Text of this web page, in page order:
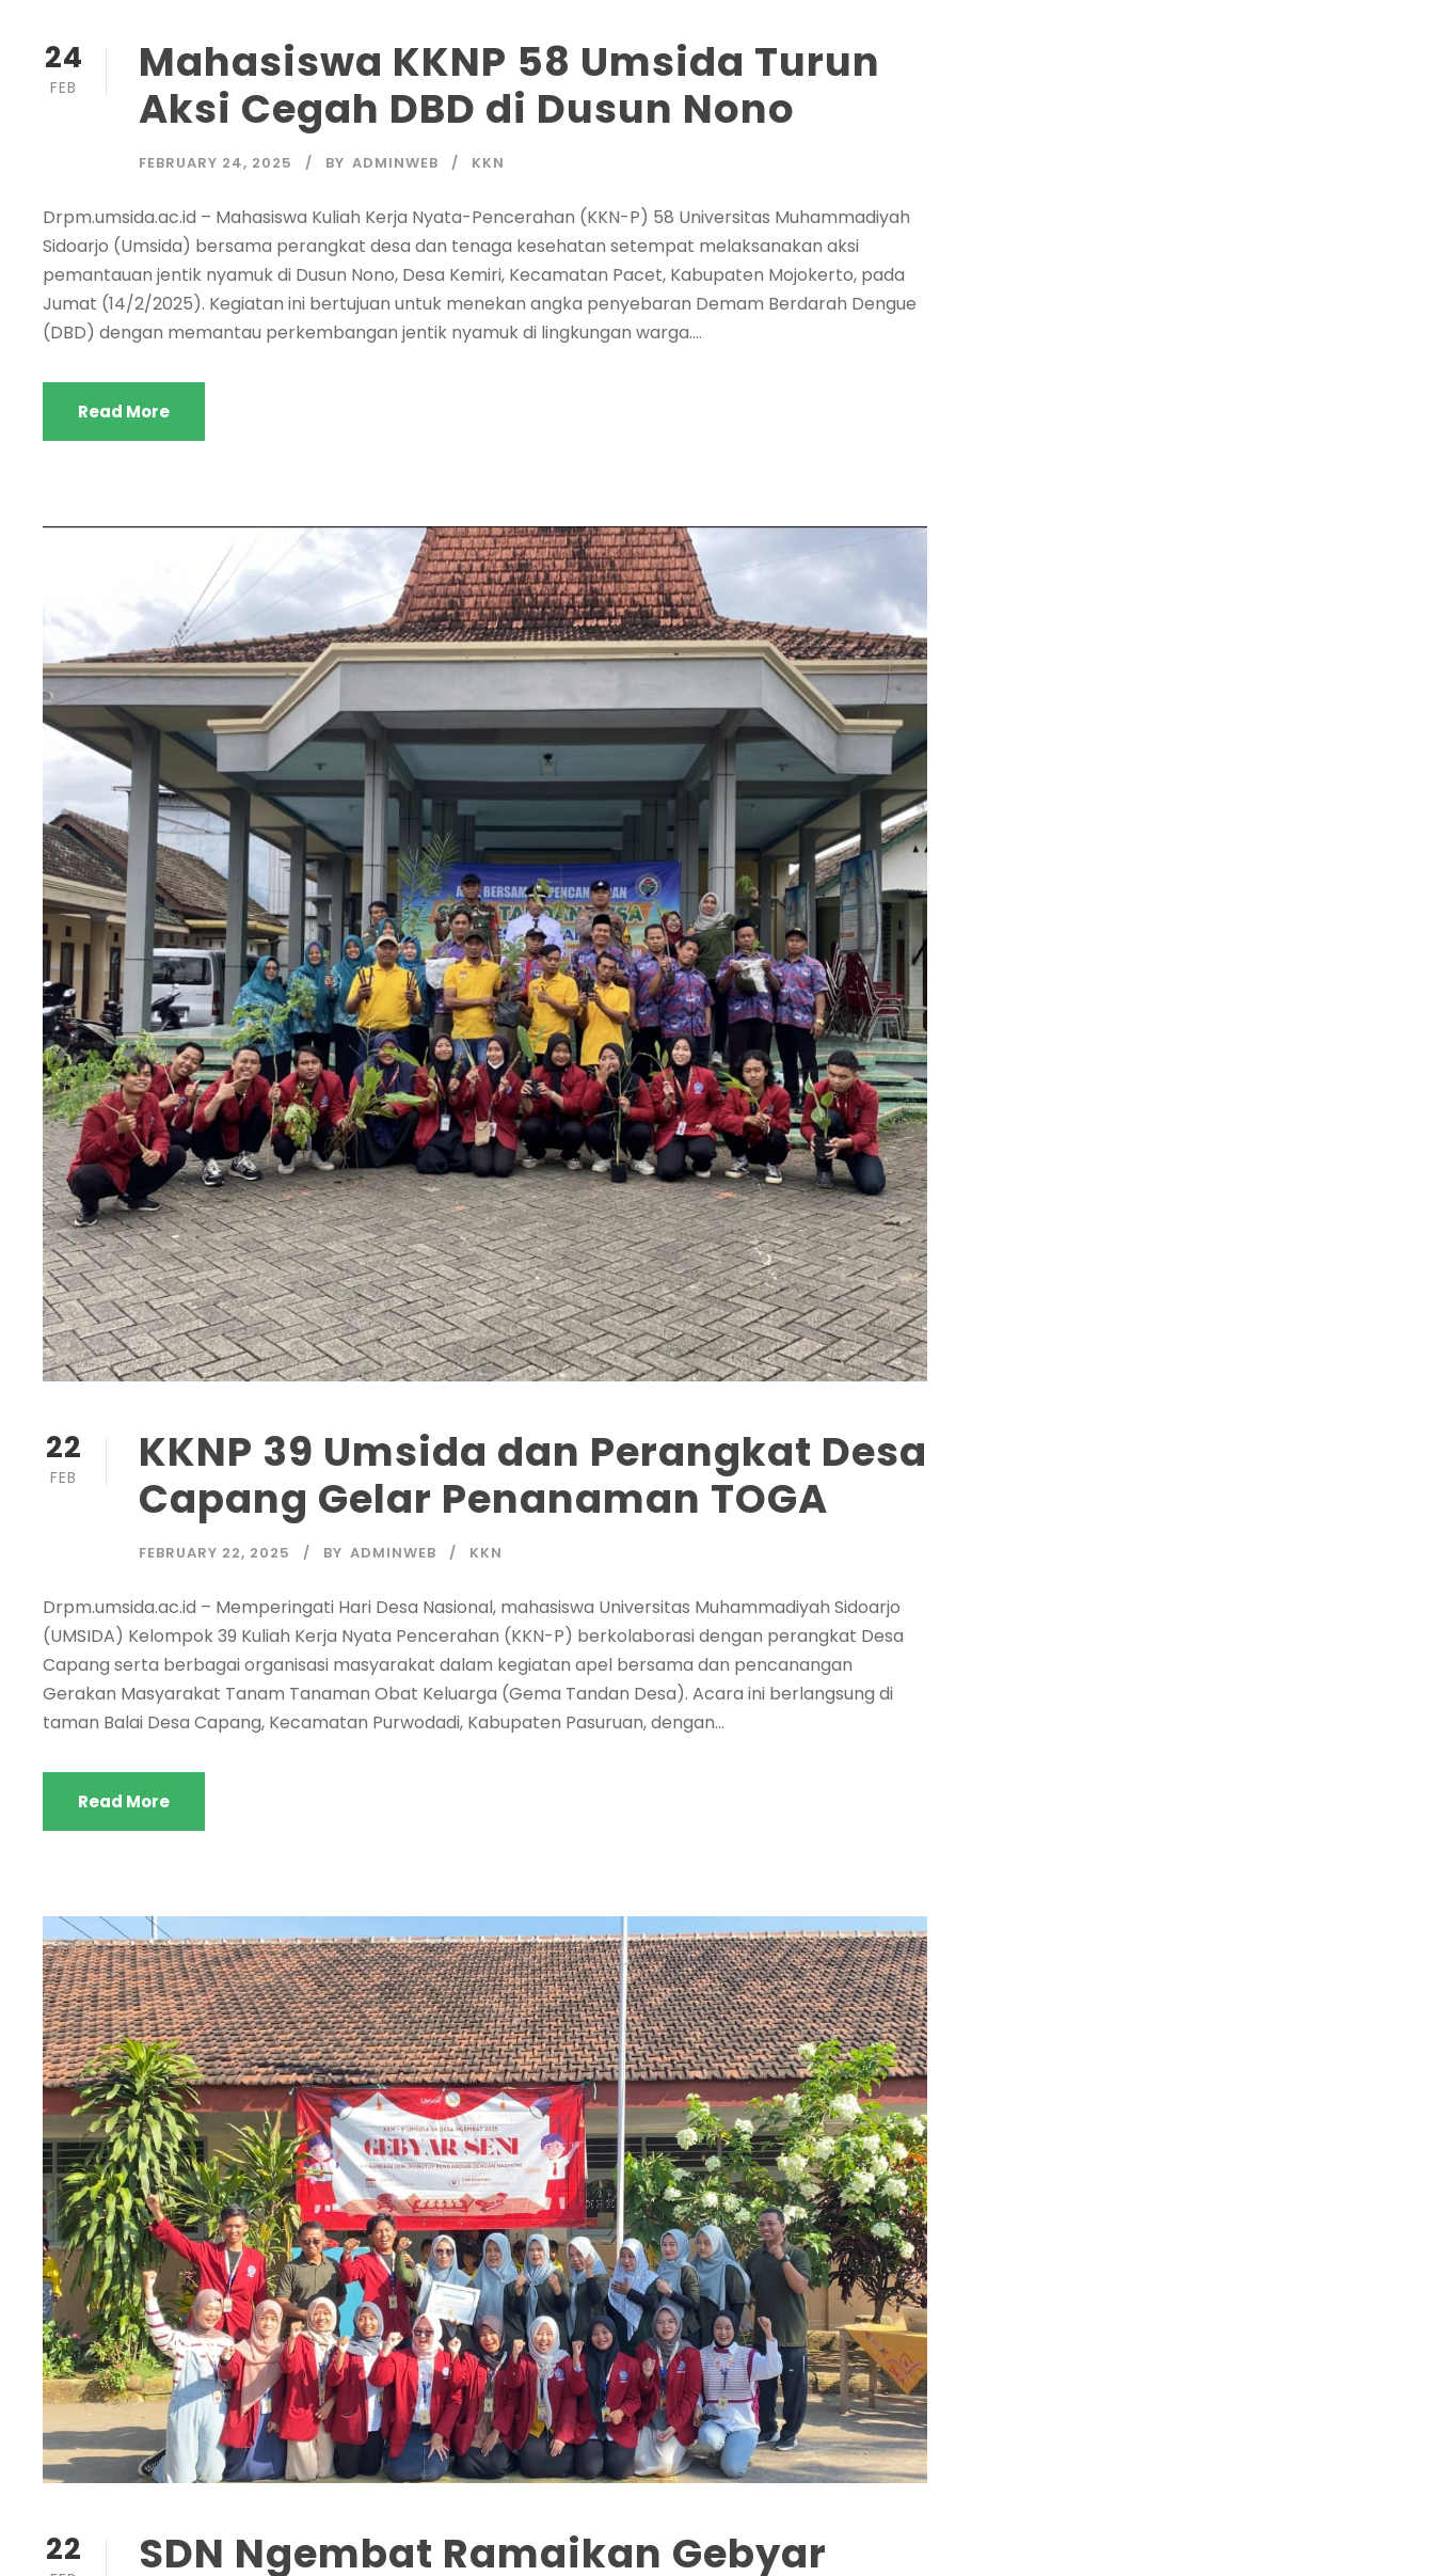
24
FEB
Mahasiswa KKNP 58 Umsida Turun
Aksi Cegah DBD di Dusun Nono
FEBRUARY 24, 2025 BY ADMINWEB KKN
Drpm.umsida.ac.id – Mahasiswa Kuliah Kerja Nyata-Pencerahan (KKN-P) 58 Universitas Muhammadiyah
Sidoarjo (Umsida) bersama perangkat desa dan tenaga kesehatan setempat melaksanakan aksi
pemantauan jentik nyamuk di Dusun Nono, Desa Kemiri, Kecamatan Pacet, Kabupaten Mojokerto, pada
Jumat (14/2/2025). Kegiatan ini bertujuan untuk menekan angka penyebaran Demam Berdarah Dengue
(DBD) dengan memantau perkembangan jentik nyamuk di lingkungan warga....
Read More
22
FEB
KKNP 39 Umsida dan Perangkat Desa
Capang Gelar Penanaman TOGA
FEBRUARY 22, 2025 BY ADMINWEB KKN
Drpm.umsida.ac.id – Memperingati Hari Desa Nasional, mahasiswa Universitas Muhammadiyah Sidoarjo
(UMSIDA) Kelompok 39 Kuliah Kerja Nyata Pencerahan (KKN-P) berkolaborasi dengan perangkat Desa
Capang serta berbagai organisasi masyarakat dalam kegiatan apel bersama dan pencanangan
Gerakan Masyarakat Tanam Tanaman Obat Keluarga (Gema Tandan Desa). Acara ini berlangsung di
taman Balai Desa Capang, Kecamatan Purwodadi, Kabupaten Pasuruan, dengan...
Read More
22
SDN Ngembat Ramaikan Gebyar